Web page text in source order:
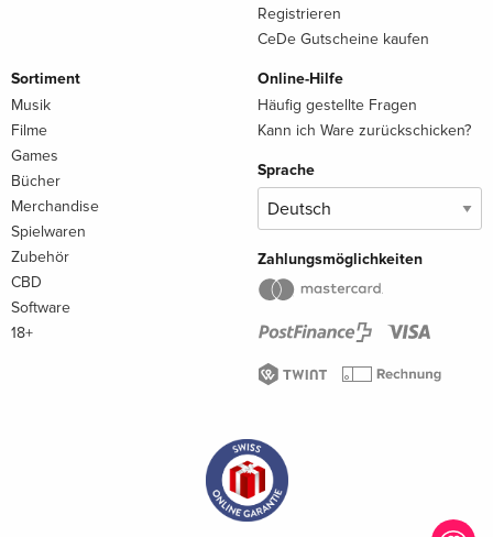
Registrieren
CeDe Gutscheine kaufen
Sortiment
Musik
Filme
Games
Bücher
Merchandise
Spielwaren
Zubehör
CBD
Software
18+
Online-Hilfe
Häufig gestellte Fragen
Kann ich Ware zurückschicken?
Sprache
Zahlungsmöglichkeiten